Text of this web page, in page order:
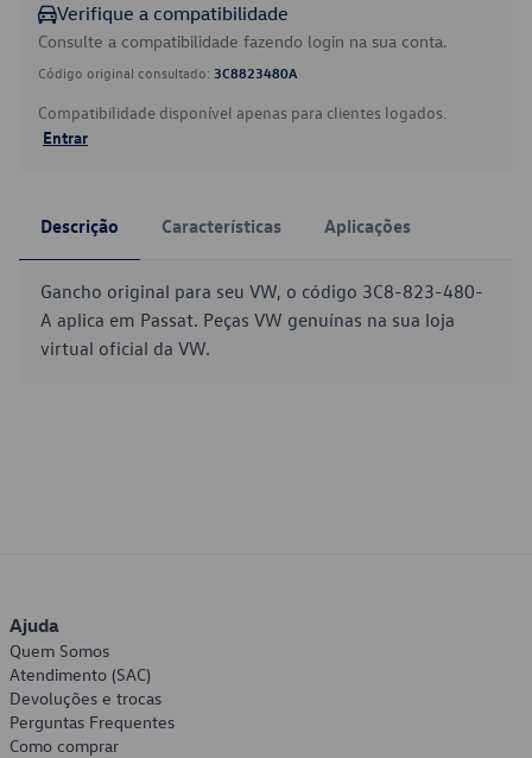
Verifique a compatibilidade
Consulte a compatibilidade fazendo login na sua conta.
Código original consultado: 3C8823480A
Compatibilidade disponível apenas para clientes logados.
Entrar
Descrição Características Aplicações
Gancho original para seu VW, o código 3C8-823-480-
A aplica em Passat. Peças VW genuínas na sua loja
virtual oficial da VW.
Ajuda
Quem Somos
Atendimento (SAC)
Devoluções e trocas
Perguntas Frequentes
Como comprar